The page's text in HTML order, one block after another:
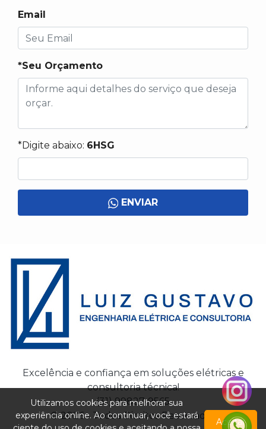
Email
*Seu Orçamento
*Digite abaixo: 6HSG
ENVIAR
Excelência e confiança em soluções elétricas e
consultoria técnica!
(31) 99827-9565
© 2026 - Todos Direitos Reservados
Utilizamos cookies para melhorar sua
experiência online. Ao continuar, você estará
Aceitar